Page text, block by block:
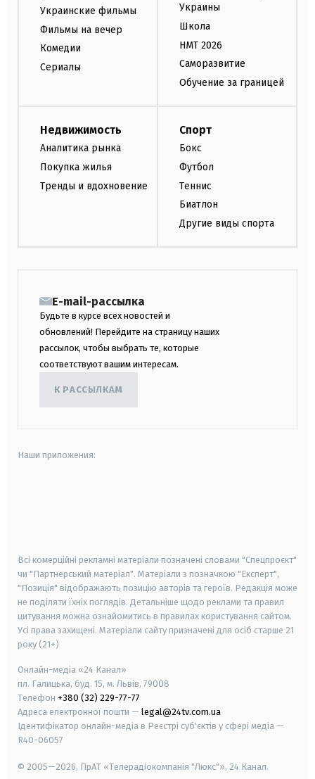
Украинские фильмы
Фильмы на вечер
Комедии
Сериалы
Украины
Школа
НМТ 2026
Саморазвитие
Обучение за границей
Недвижимость
Аналитика рынка
Покупка жилья
Тренды и вдохновение
Спорт
Бокс
Футбол
Теннис
Биатлон
Другие виды спорта
E-mail-рассылка
Будьте в курсе всех новостей и
обновлений! Перейдите на страницу наших
рассылок, чтобы выбрать те, которые
соответствуют вашим интересам.
К РАССЫЛКАМ
Наши приложения:
Всі комерційні рекламні матеріали позначені словами "Спецпроєкт"
чи "Партнерський матеріал". Матеріали з позначкою "Експерт",
"Позиція" відображають позицію авторів та героїв. Редакція може
не поділяти їхніх поглядів. Детальніше щодо реклами та правил
цитування можна ознайомитись в правилах користування сайтом.
Усі права захищені. Матеріали сайту призначені для осіб старше 21
року (21+)
Онлайн-медіа «24 Канал»
пл. Галицька, буд. 15, м. Львів, 79008
Телефон +380 (32) 229-77-77
Адреса електронної пошти — legal@24tv.com.ua
Ідентифікатор онлайн-медіа в Реєстрі суб'єктів у сфері медіа —
R40-06057
© 2005—2026, ПрАТ «Телерадіокомпанія "Люкс"», 24 Канал.